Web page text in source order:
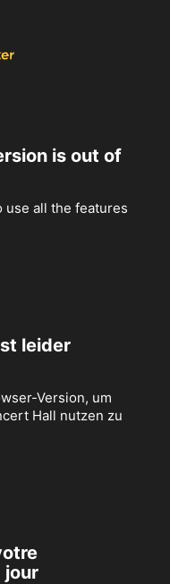
is out of
use all the features
leider
Version, um
Hall nutzen zu
jour